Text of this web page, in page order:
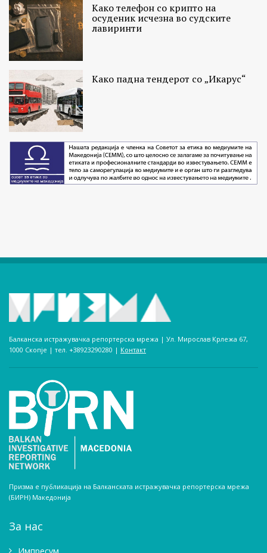
Како телефон со крипто на
осуденик исчезна во судските
лавиринти
Како падна тендерот со „Икарус“
Балканска истражувачка репортерска мрежа | Ул. Мирослав Крлежа 67,
1000 Скопје | тел. +38923290280­ | Контакт
Призма е публикација на Балканската истражувачка репортерска мрежа
(БИРН) Македонија
За нас